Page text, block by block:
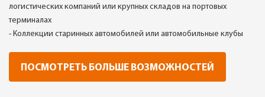
логистических компаний или крупных складов на портовых
терминалах
- Коллекции старинных автомобилей или автомобильные клубы
ПОСМОТРЕТЬ БОЛЬШЕ ВОЗМОЖНОСТЕЙ